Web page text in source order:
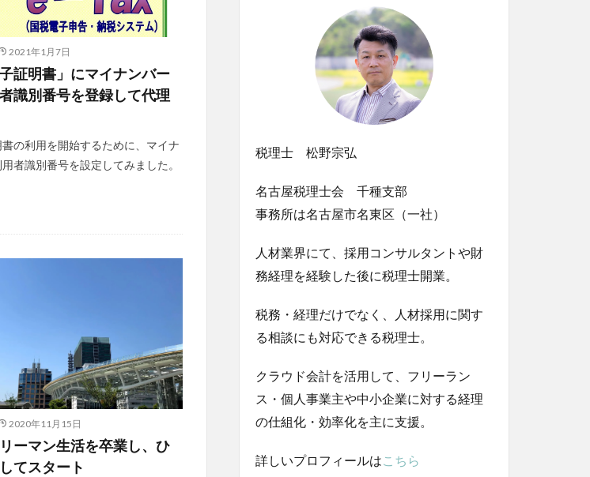
2021年1月7日
証明書」にマイナンバー
識別番号を登録して代理
の利用を開始するために、マイナ
者識別番号を設定してみました。
2020年11月15日
ーマン生活を卒業し、ひ
てスタート
税理士 松野宗弘
名古屋税理士会 千種支部
事務所は名古屋市名東区（一社）
人材業界にて、採用コンサルタントや財
務経理を経験した後に税理士開業。
税務・経理だけでなく、人材採用に関す
る相談にも対応できる税理士。
クラウド会計を活用して、フリーラン
ス・個人事業主や中小企業に対する経理
の仕組化・効率化を主に支援。
詳しいプロフィールはこちら